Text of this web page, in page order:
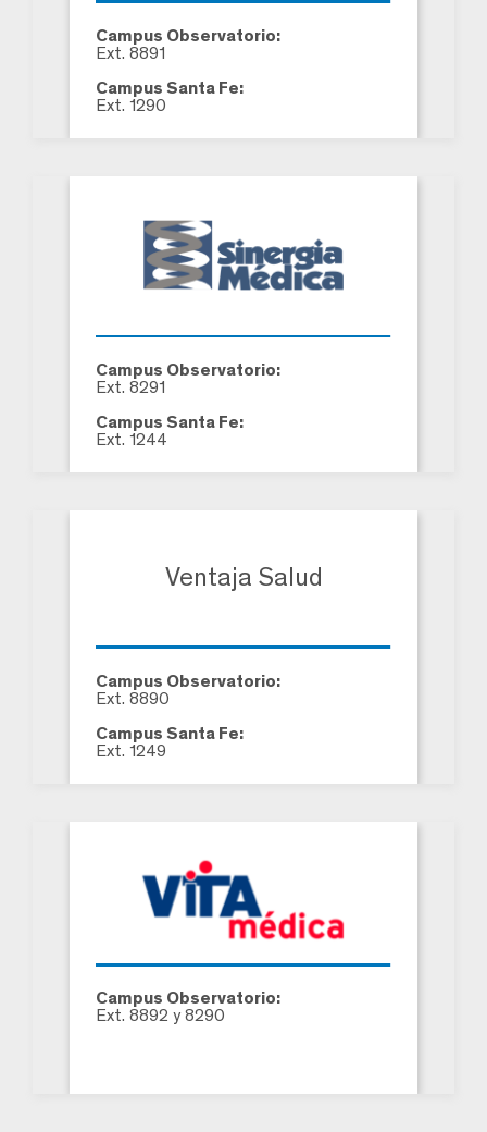
Campus Observatorio:
Ext. 8891
Campus Santa Fe:
Ext. 1290
Campus Observatorio:
Ext. 8291
Campus Santa Fe:
Ext. 1244
Ventaja Salud
Campus Observatorio:
Ext. 8890
Campus Santa Fe:
Ext. 1249
Campus Observatorio:
Ext. 8892 y 8290